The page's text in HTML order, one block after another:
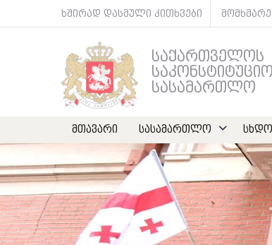
ხშირად დასმული კითხვები
საქართველოს
საკონსტიტუციო
სასამართლო
მთავარი სასამართლო